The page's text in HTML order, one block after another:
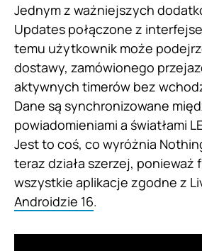
Jednym z ważniejszych
Updates połączone z
temu użytkownik może
dostawy, zamówionego
aktywnych timerów bez
Dane są synchronizowane
powiadomieniami a światłami
Jest to coś, co wyróżnia
teraz działa szerzej, ponieważ
wszystkie aplikacje zgodne z
Androidzie 16.